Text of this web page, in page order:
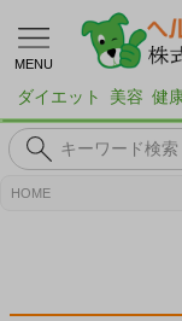
MENU
ダイエット 美容 健
HOME